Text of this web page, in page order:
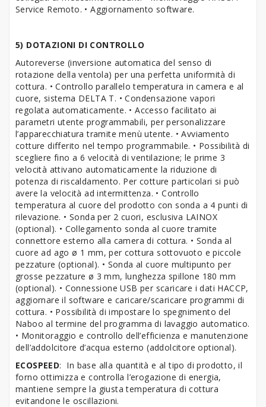
Service Remoto. • Aggiornamento software.
5) DOTAZIONI DI CONTROLLO
Autoreverse (inversione automatica del senso di
rotazione della ventola) per una perfetta uniformità di
cottura. • Controllo parallelo temperatura in camera e al
cuore, sistema DELTA T. • Condensazione vapori
regolata automaticamente. • Accesso facilitato ai
parametri utente programmabili, per personalizzare
l’apparecchiatura tramite menù utente. • Avviamento
cotture differito nel tempo programmabile. • Possibilità di
scegliere fino a 6 velocità di ventilazione; le prime 3
velocità attivano automaticamente la riduzione di
potenza di riscaldamento. Per cotture particolari si può
avere la velocità ad intermittenza. • Controllo
temperatura al cuore del prodotto con sonda a 4 punti di
rilevazione. • Sonda per 2 cuori, esclusiva LAINOX
(optional). • Collegamento sonda al cuore tramite
connettore esterno alla camera di cottura. • Sonda al
cuore ad ago ø 1 mm, per cottura sottovuoto e piccole
pezzature (optional). • Sonda al cuore multipunto per
grosse pezzature ø 3 mm, lunghezza spillone 180 mm
(optional). • Connessione USB per scaricare i dati HACCP,
aggiornare il software e caricare/scaricare programmi di
cottura. • Possibilità di impostare lo spegnimento del
Naboo al termine del programma di lavaggio automatico.
• Monitoraggio e controllo dell’efficienza e manutenzione
dell’addolcitore d’acqua esterno (addolcitore optional).
ECOSPEED: In base alla quantità e al tipo di prodotto, il
forno ottimizza e controlla l’erogazione di energia,
mantiene sempre la giusta temperatura di cottura
evitandone le oscillazioni.